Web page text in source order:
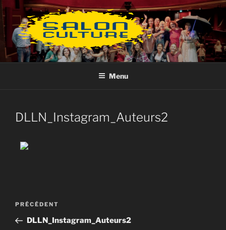
Aller
au
contenu
principal
Menu
DLLN_Instagram_Auteurs2
Navigation
l’article
Article
précédent
PRÉCÉDENT
DLLN_Instagram_Auteurs2